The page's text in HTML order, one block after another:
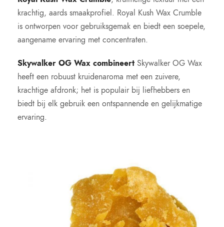
krachtig, aards smaakprofiel. Royal Kush Wax Crumble
is ontworpen voor gebruiksgemak en biedt een soepele,
aangename ervaring met concentraten.
Skywalker OG Wax combineert Skywalker OG Wax
heeft een robuust kruidenaroma met een zuivere,
krachtige afdronk; het is populair bij liefhebbers en
biedt bij elk gebruik een ontspannende en gelijkmatige
ervaring.